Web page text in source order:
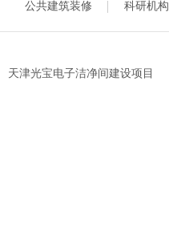
公共建筑装修 科研机构
天津光宝电子洁净间建设项目